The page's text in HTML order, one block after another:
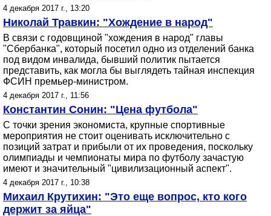
4 декабря 2017 г., 13:20
Николай Травкин: "Хождение в народ"
В связи с годовщиной "хождения в народ" главы
"Сбербанка", который посетил одно из отделений банка
под видом инвалида, бывший политик пытается
представить, как могла бы выглядеть тайная инспекция
ФСИН премьер-министром.
4 декабря 2017 г., 11:56
Константин Сонин: "Цена футбола"
С точки зрения экономиста, крупные спортивные
мероприятия не стоит оценивать исключительно с
позиций затрат и прибыли от их проведения, поскольку
олимпиады и чемпионаты мира по футболу зачастую
имеют и значительный "цивилизационный аспект".
4 декабря 2017 г., 10:38
Михаил Крутихин: "Это еще вопрос, кто кого
держит за яйца"